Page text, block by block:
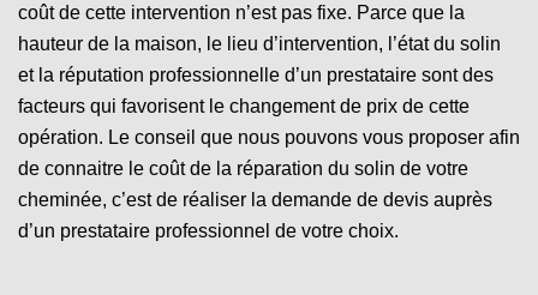
coût de cette intervention n’est pas fixe. Parce que la
hauteur de la maison, le lieu d’intervention, l’état du solin
et la réputation professionnelle d’un prestataire sont des
facteurs qui favorisent le changement de prix de cette
opération. Le conseil que nous pouvons vous proposer afin
de connaitre le coût de la réparation du solin de votre
cheminée, c’est de réaliser la demande de devis auprès
d’un prestataire professionnel de votre choix.